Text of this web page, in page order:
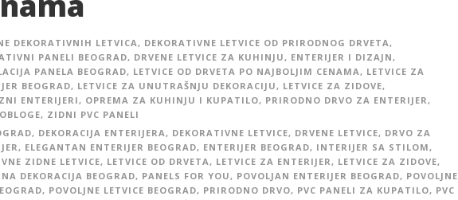
DEKORATIVNIH LETVICA, DEKORATIVNE LETVICE OD PRIRODNOG DRVETA,
PANELI BEOGRAD, DRVENE LETVICE ZA KUHINJU, ENTERIJER I DIZAJN,
PANELA BEOGRAD, LETVICE OD DRVETA PO NAJBOLJIM CENAMA, LETVICE ZA
BEOGRAD, LETVICE ZA UNUTRAŠNJU DEKORACIJU, LETVICE ZA ZIDOVE,
ENTERIJERI, OPREMA ZA KUHINJU I KUPATILO, PRIRODNO DRVO ZA ENTERIJER,
, ZIDNI PVC PANELI
, DEKORACIJA ENTERIJERA, DEKORATIVNE LETVICE, DRVENE LETVICE, DRVO ZA
, ELEGANTAN ENTERIJER BEOGRAD, ENTERIJER BEOGRAD, INTERIJER SA STILOM,
ZIDNE LETVICE, LETVICE OD DRVETA, LETVICE ZA ENTERIJER, LETVICE ZA ZIDOVE,
DEKORACIJA BEOGRAD, PANELS FOR YOU, POVOLJAN ENTERIJER BEOGRAD, POVOLJNE
, POVOLJNE LETVICE BEOGRAD, PRIRODNO DRVO, PVC PANELI ZA KUPATILO, PVC